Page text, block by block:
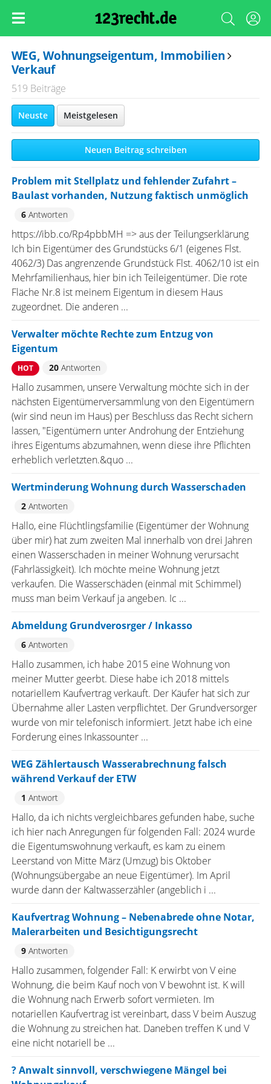
WEG, Wohnungseigentum, Immobilien
Verkauf
519 Beiträge
Neuste Meistgelesen
Neuen Beitrag schreiben
Problem mit Stellplatz und fehlender Zufahrt –
Baulast vorhanden, Nutzung faktisch unmöglich
6Antworten
https://ibb.co/Rp4pbbMH => aus der Teilungserklärung
Ich bin Eigentümer des Grundstücks 6/1 (eigenes Flst.
4062/3) Das angrenzende Grundstück Flst. 4062/10 ist ein
Mehrfamilienhaus, hier bin ich Teileigentümer. Die rote
Fläche Nr.8 ist meinem Eigentum in diesem Haus
zugeordnet. Die anderen ...
Verwalter möchte Rechte zum Entzug von
Eigentum
HOT 20Antworten
Hallo zusammen, unsere Verwaltung möchte sich in der
nächsten Eigentümerversammlung von den Eigentümern
(wir sind neun im Haus) per Beschluss das Recht sichern
lassen, "Eigentümern unter Androhung der Entziehung
ihres Eigentums abzumahnen, wenn diese ihre Pflichten
erheblich verletzten.&quo ...
Wertminderung Wohnung durch Wasserschaden
2Antworten
Hallo, eine Flüchtlingsfamilie (Eigentümer der Wohnung
über mir) hat zum zweiten Mal innerhalb von drei Jahren
einen Wasserschaden in meiner Wohnung verursacht
(Fahrlässigkeit). Ich möchte meine Wohnung jetzt
verkaufen. Die Wasserschäden (einmal mit Schimmel)
muss man beim Verkauf ja angeben. Ic ...
Abmeldung Grundverosrger / Inkasso
6Antworten
Hallo zusammen, ich habe 2015 eine Wohnung von
meiner Mutter geerbt. Diese habe ich 2018 mittels
notariellem Kaufvertrag verkauft. Der Käufer hat sich zur
Übernahme aller Lasten verpflichtet. Der Grundversorger
wurde von mir telefonisch informiert. Jetzt habe ich eine
Forderung eines Inkassounter ...
WEG Zählertausch Wasserabrechnung falsch
während Verkauf der ETW
1 Antwort
Hallo, da ich nichts vergleichbares gefunden habe, suche
ich hier nach Anregungen für folgenden Fall: 2024 wurde
die Eigentumswohnung verkauft, es kam zu einem
Leerstand von Mitte März (Umzug) bis Oktober
(Wohnungsübergabe an neue Eigentümer). Im April
wurde dann der Kaltwasserzähler (angeblich i ...
Kaufvertrag Wohnung – Nebenabrede ohne Notar,
Malerarbeiten und Besichtigungsrecht
9Antworten
Hallo zusammen, folgender Fall: K erwirbt von V eine
Wohnung, die beim Kauf noch von V bewohnt ist. K will
die Wohnung nach Erwerb sofort vermieten. Im
notariellen Kaufvertrag ist vereinbart, dass V beim Auszug
die Wohnung zu streichen hat. Daneben treffen K und V
eine nicht notariell be ...
? Anwalt sinnvoll, verschwiegene Mängel bei